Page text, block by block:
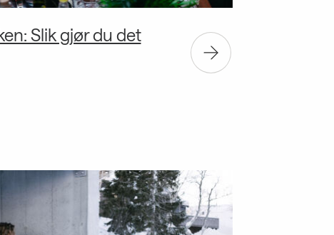
Slik gjør du det